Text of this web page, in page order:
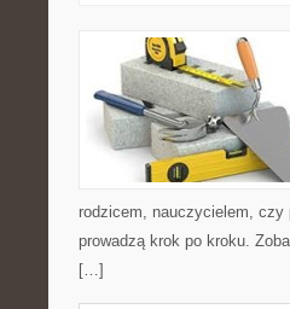
rodzicem, nauczycielem,
prowadzą krok po kroku.
[…]